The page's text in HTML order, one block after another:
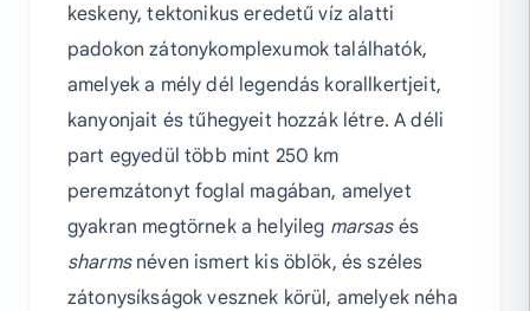
keskeny, tektonikus eredetű víz alatti
padokon zátonykomplexumok találhatók,
amelyek a mély dél legendás korallkertjeit,
kanyonjait és tűhegyeit hozzák létre. A déli
part egyedül több mint 250 km
peremzátonyt foglal magában, amelyet
gyakran megtörnek a helyileg marsasés
sharmsnéven ismert kis öblök, és széles
zátonysíkságok vesznek körül, amelyek néha